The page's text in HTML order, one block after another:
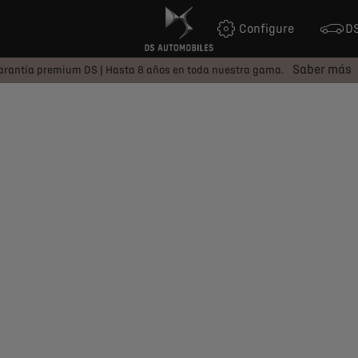
Configure
premium DS | Hasta 8 años en toda nuestra gama. Saber más